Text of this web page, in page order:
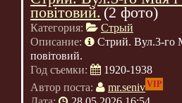
повітовий.(2 фото)
Категория:
Стрый
Описание:
Стрий. Вул.3-го
повітовий.
Год съемки:
1920-1938
Автор поста:
mr.senivVIP